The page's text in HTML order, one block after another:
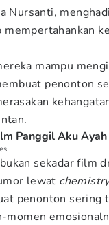
Nursanti,
mampu
penonton
Panggil Aku Ayah
sekadar film
lewat
penonton sering
momen